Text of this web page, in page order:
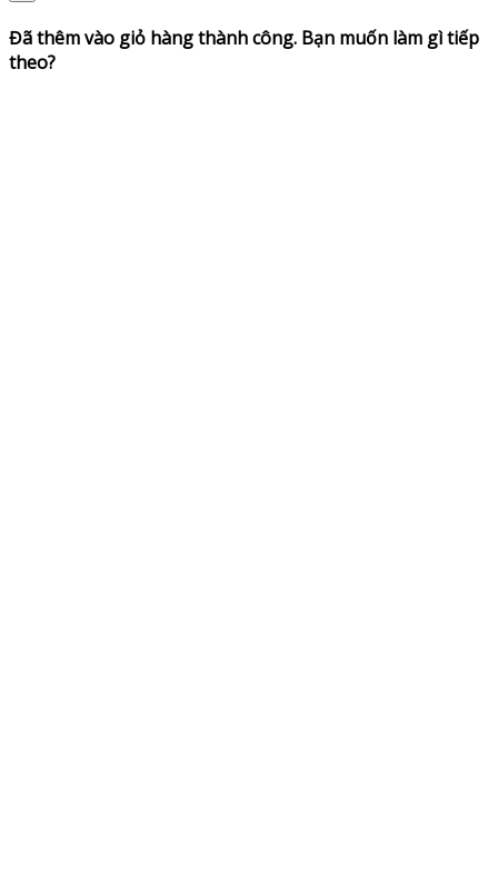
Đã thêm vào giỏ hàng thành công. Bạn muốn làm gì tiếp
theo?